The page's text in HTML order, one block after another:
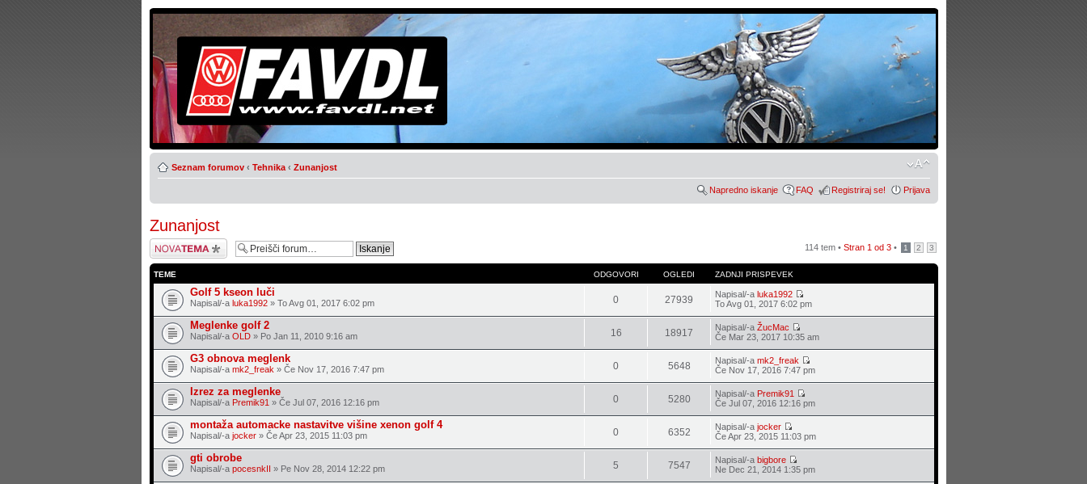
Seznam forumov ‹ Tehnika ‹ Zunanjost
Napredno iskanje FAQ Registriraj se! Prijava
Zunanjost
Napiši novo temo 114 tem • Stran 1 od 3• 1 2 3
TEME ODGOVORI OGLEDI ZADNJI PRISPEVEK
Golf 5 kseon luči
Napisal/-a luka1992» To Avg 01, 2017 6:02 pm 0 27939 Napisal/-aluka1992
To Avg 01, 2017 6:02 pm
Meglenke golf 2
Napisal/-a OLD» Po Jan 11, 2010 9:16 am 16 18917 Napisal/-aŽucMac
Če Mar 23, 2017 10:35 am
G3 obnova meglenk
Napisal/-a mk2_freak » Če Nov 17, 2016 7:47 pm 0 5648 Napisal/-amk2_freak
Če Nov 17, 2016 7:47 pm
Izrez za meglenke
Napisal/-a Premik91 » Če Jul 07, 2016 12:16 pm 0 5280 Napisal/-a Premik91
Če Jul 07, 2016 12:16 pm
montaža automacke nastavitve višine xenon golf 4
Napisal/-a jocker» Če Apr 23, 2015 11:03 pm 0 6352 Napisal/-ajocker
Če Apr 23, 2015 11:03 pm
gti obrobe
Napisal/-a pocesnkII » Pe Nov 28, 2014 12:22 pm 5 7547 Napisal/-abigbore
Ne Dec 21, 2014 1:35 pm